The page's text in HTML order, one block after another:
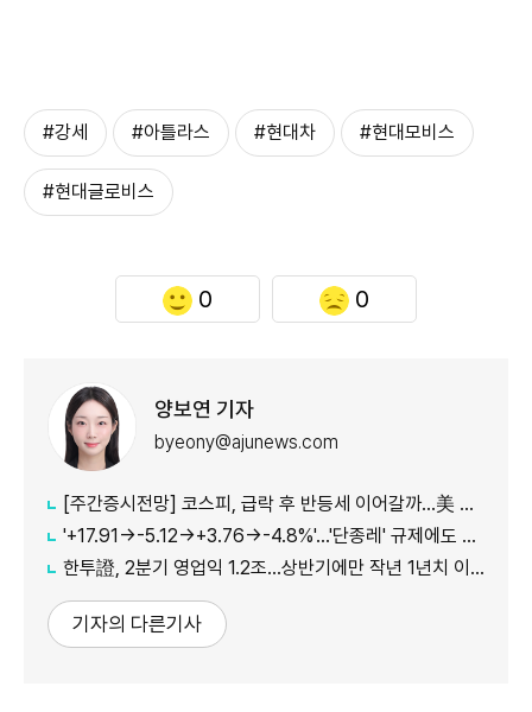
#강세 #아틀라스 #현대차 #현대모비스
#현대글로비스
0 0
양보연 기자
byeony@ajunews.com
[주간증시전망] 코스피, 급락 후 반등세 이어갈까…美 CPI·외국인 수급 '촉각'
'+17.91→-5.12→+3.76→-4.8%'…'단종레' 규제에도 여전히 롤러코스터 타는 코스피
한투證, 2분기 영업익 1.2조…상반기에만 작년 1년치 이익만큼 벌었다
기자의 다른기사